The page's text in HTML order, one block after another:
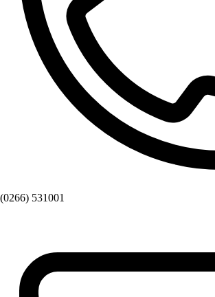
(0266) 531001